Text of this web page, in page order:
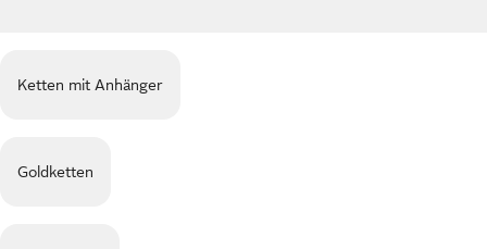
Ketten mit Anhänger
Goldketten